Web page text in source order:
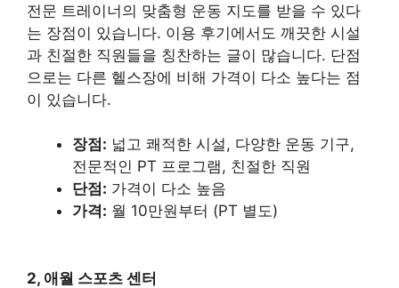
전문 트레이너의 맞춤형 운동 지도를 받을 수 있다
는 장점이 있습니다. 이용 후기에서도 깨끗한 시설
과 친절한 직원들을 칭찬하는 글이 많습니다. 단점
으로는 다른 헬스장에 비해 가격이 다소 높다는 점
이 있습니다.
장점: 넓고 쾌적한 시설, 다양한 운동 기구,
전문적인 PT 프로그램, 친절한 직원
단점: 가격이 다소 높음
가격: 월 10만원부터 (PT 별도)
2, 애월 스포츠 센터